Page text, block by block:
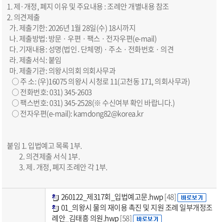
1. 제·개정, 폐지 이유 및 주요내용 : 조례안 개별내용 참조
2. 의견제출
가. 제출기한: 2026년 1월 28일(수) 18시까지
나. 제출방법: 방문 · 우편 · 팩스 · 전자우편(e-mail)
다. 기재내용: 성명(법인․단체명) · 주소 · 전화번호 · 의견
라. 제출서식: 붙임
마. 제출기관: 의왕시의회 의회사무과
○ 주 소: (우)16075 의왕시 시청로 11(고천동 171, 의회사무과)
○ 전화번호: 031) 345-2603
○ 팩스번호: 031) 345-2528(※ 수신여부 확인 바랍니다.)
○ 전자우편(e-mail): kamdong82@korea.kr
붙임 1. 입법예고 목록 1부.
2. 의견제출 서식 1부.
3. 제․개정, 폐지 조례안 각 1부.
260122_제317회_입법예고문.hwp[48]
01_의왕시 물의 재이용 촉진 및 지원 조례 일부개정조
례안_김태흥 의원.hwp[58]